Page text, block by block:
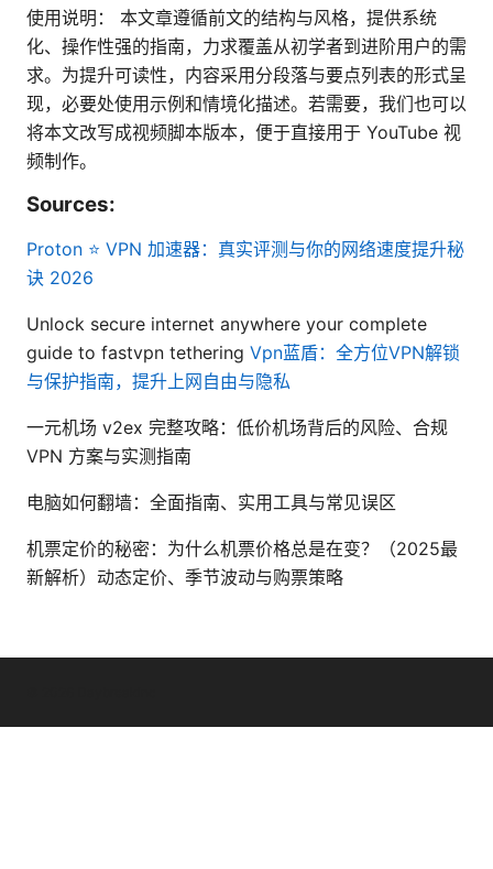
使用说明： 本文章遵循前文的结构与风格，提供系统
化、操作性强的指南，力求覆盖从初学者到进阶用户的需
求。为提升可读性，内容采用分段落与要点列表的形式呈
现，必要处使用示例和情境化描述。若需要，我们也可以
将本文改写成视频脚本版本，便于直接用于 YouTube 视
频制作。
Sources:
Proton ⭐ VPN 加速器：真实评测与你的网络速度提升秘
诀 2026
Unlock secure internet anywhere your complete
guide to fastvpn tethering Vpn蓝盾：全方位VPN解锁
与保护指南，提升上网自由与隐私
一元机场 v2ex 完整攻略：低价机场背后的风险、合规
VPN 方案与实测指南
电脑如何翻墙：全面指南、实用工具与常见误区
机票定价的秘密：为什么机票价格总是在变？（2025最
新解析）动态定价、季节波动与购票策略